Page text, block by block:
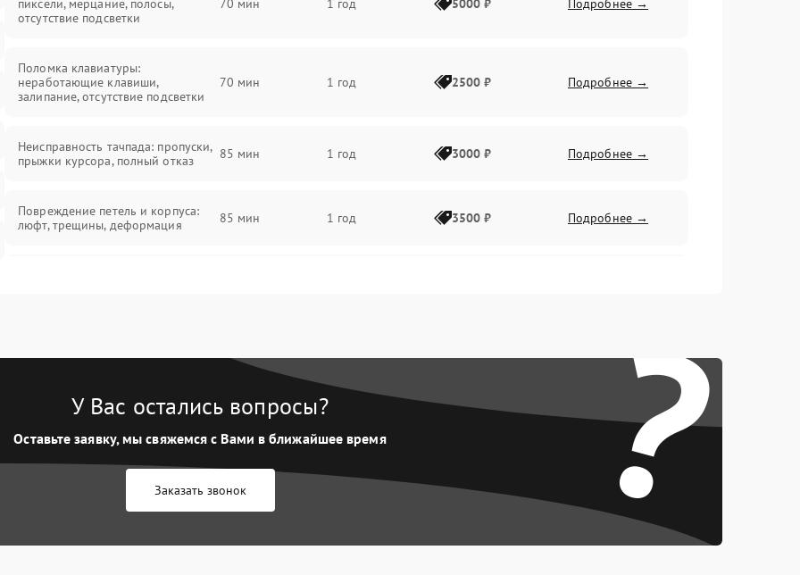
пиксели, мерцание, полосы,
отсутствие подсветки
70 мин 1 год 5000 ₽ Подробнее →
Поломка клавиатуры:
неработающие клавиши,
залипание, отсутствие подсветки
70 мин 1 год 2500 ₽ Подробнее →
Неисправность тачпада: пропуски,
прыжки курсора, полный отказ
85 мин 1 год 3000 ₽ Подробнее →
Повреждение петель и корпуса:
люфт, трещины, деформация
85 мин 1 год 3500 ₽ Подробнее →
85 мин 1 год 2000 ₽ Подробнее →
Перегрев из‑за пыли, износа
термопасты или неисправности
кулера
75 мин Подробнее →
Выход из строя SSD или HDD:
медленная загрузка, ошибки
80 мин Подробнее →
?
У Вас остались вопросы?
Оставьте заявку, мы свяжемся с Вами в ближайшее время
Заказать звонок